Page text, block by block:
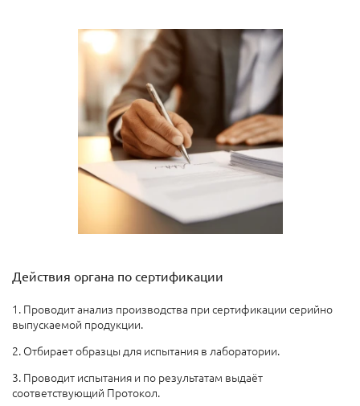
Действия органа по сертификации
1. Проводит анализ производства при сертификации серийно
выпускаемой продукции.
2. Отбирает образцы для испытания в лаборатории.
3. Проводит испытания и по результатам выдаёт
соответствующий Протокол.